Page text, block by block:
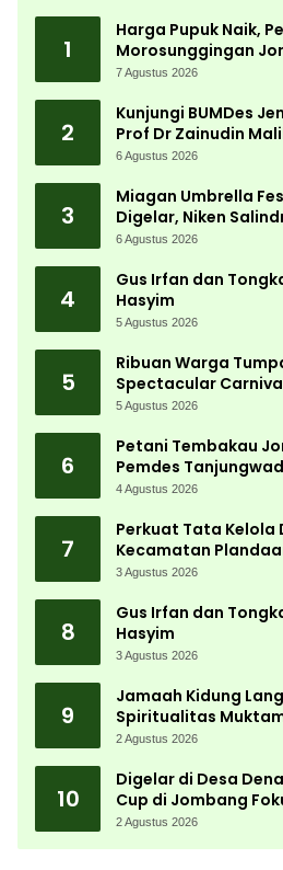
1
Harga Pupuk Naik,
Morosunggingan
Lewat Kajian
7 Agustus 2026
2
Kunjungi BUMDes
Prof Dr Zainudin
Kemandirian
6 Agustus 2026
3
Miagan Umbrella
Digelar, Niken
Ribuan Pengunjung
6 Agustus 2026
4
Gus Irfan dan
Hasyim
5 Agustus 2026
5
Ribuan Warga
Spectacular
Kemerdekaan
5 Agustus 2026
6
Petani Tembakau
Pemdes
Bergerak Cepat
4 Agustus 2026
7
Perkuat Tata Kelola
Kecamatan
Aparatur Pemdes
3 Agustus 2026
8
Gus Irfan dan
Hasyim
3 Agustus 2026
9
Jamaah Kidung
Spiritualitas
2 Agustus 2026
10
Digelar di Desa
Cup di Jombang
Menembak
2 Agustus 2026